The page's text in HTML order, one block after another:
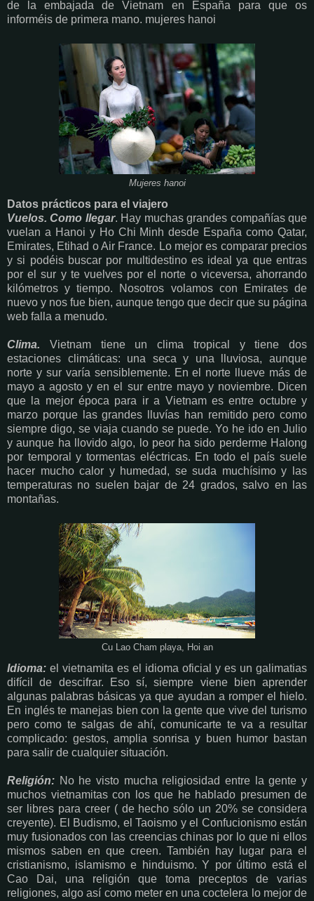
de la embajada de Vietnam en España para que os
informéis de primera mano. mujeres hanoi
Mujeres hanoi
Datos prácticos para el viajero
Vuelos. Como llegar. Hay muchas grandes compañías que
vuelan a Hanoi y Ho Chi Minh desde España como Qatar,
Emirates, Etihad o Air France. Lo mejor es comparar precios
y si podéis buscar por multidestino es ideal ya que entras
por el sur y te vuelves por el norte o viceversa, ahorrando
kilómetros y tiempo. Nosotros volamos con Emirates de
nuevo y nos fue bien, aunque tengo que decir que su página
web falla a menudo.
Clima. Vietnam tiene un clima tropical y tiene dos
estaciones climáticas: una seca y una lluviosa, aunque
norte y sur varía sensiblemente. En el norte llueve más de
mayo a agosto y en el sur entre mayo y noviembre. Dicen
que la mejor época para ir a Vietnam es entre octubre y
marzo porque las grandes lluvías han remitido pero como
siempre digo, se viaja cuando se puede. Yo he ido en Julio
y aunque ha llovido algo, lo peor ha sido perderme Halong
por temporal y tormentas eléctricas. En todo el país suele
hacer mucho calor y humedad, se suda muchísimo y las
temperaturas no suelen bajar de 24 grados, salvo en las
montañas.
Cu Lao Cham playa, Hoi an
Idioma: el vietnamita es el idioma oficial y es un galimatias
difícil de descifrar. Eso sí, siempre viene bien aprender
algunas palabras básicas ya que ayudan a romper el hielo.
En inglés te manejas bien con la gente que vive del turismo
pero como te salgas de ahí, comunicarte te va a resultar
complicado: gestos, amplia sonrisa y buen humor bastan
para salir de cualquier situación.
Religión: No he visto mucha religiosidad entre la gente y
muchos vietnamitas con los que he hablado presumen de
ser libres para creer ( de hecho sólo un 20% se considera
creyente). El Budismo, el Taoismo y el Confucionismo están
muy fusionados con las creencias chinas por lo que ni ellos
mismos saben en que creen. También hay lugar para el
cristianismo, islamismo e hinduismo. Y por último está el
Cao Dai, una religión que toma preceptos de varias
religiones, algo así como meter en una coctelera lo mejor de